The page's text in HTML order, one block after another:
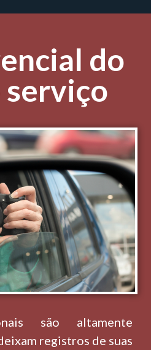
do
serviço
são altamente
registros de suas